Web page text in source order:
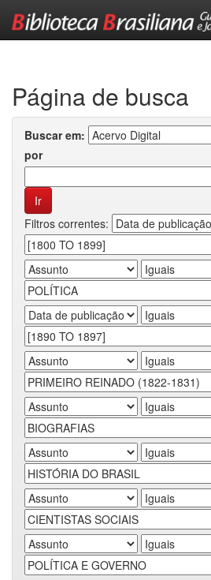
Página de busca
Buscar em:
por
Filtros correntes: